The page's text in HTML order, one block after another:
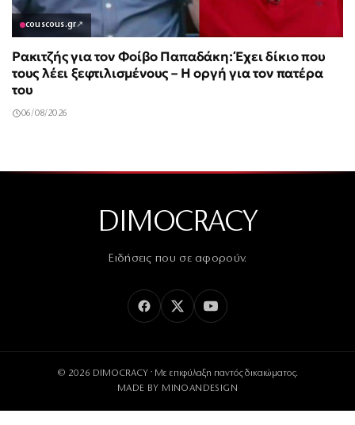
couscous.gr↗
Ρακιτζής για τον Φοίβο Παπαδάκη: Έχει δίκιο που
τους λέει ξεφτιλισμένους – Η οργή για τον πατέρα
του
06/08/2026
DIMOCRACY
Ειδήσεις που σε αφορούν.
© 2026 DIMOCRACY · Με επιφύλαξη παντός δικαιώματος.
MADE BY MINOANDESIGN